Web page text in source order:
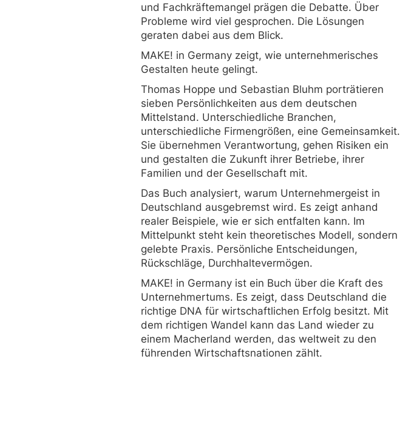
und Fachkräftemangel prägen die Debatte. Über
Probleme wird viel gesprochen. Die Lösungen
geraten dabei aus dem Blick.
MAKE! in Germany zeigt, wie unternehmerisches
Gestalten heute gelingt.
Thomas Hoppe und Sebastian Bluhm porträtieren
sieben Persönlichkeiten aus dem deutschen
Mittelstand. Unterschiedliche Branchen,
unterschiedliche Firmengrößen, eine Gemeinsamkeit.
Sie übernehmen Verantwortung, gehen Risiken ein
und gestalten die Zukunft ihrer Betriebe, ihrer
Familien und der Gesellschaft mit.
Das Buch analysiert, warum Unternehmergeist in
Deutschland ausgebremst wird. Es zeigt anhand
realer Beispiele, wie er sich entfalten kann. Im
Mittelpunkt steht kein theoretisches Modell, sondern
gelebte Praxis. Persönliche Entscheidungen,
Rückschläge, Durchhaltevermögen.
MAKE! in Germany ist ein Buch über die Kraft des
Unternehmertums. Es zeigt, dass Deutschland die
richtige DNA für wirtschaftlichen Erfolg besitzt. Mit
dem richtigen Wandel kann das Land wieder zu
einem Macherland werden, das weltweit zu den
führenden Wirtschaftsnationen zählt.